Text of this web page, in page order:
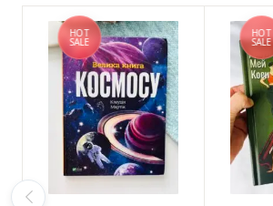
HOT
SALE
HOT
SALE